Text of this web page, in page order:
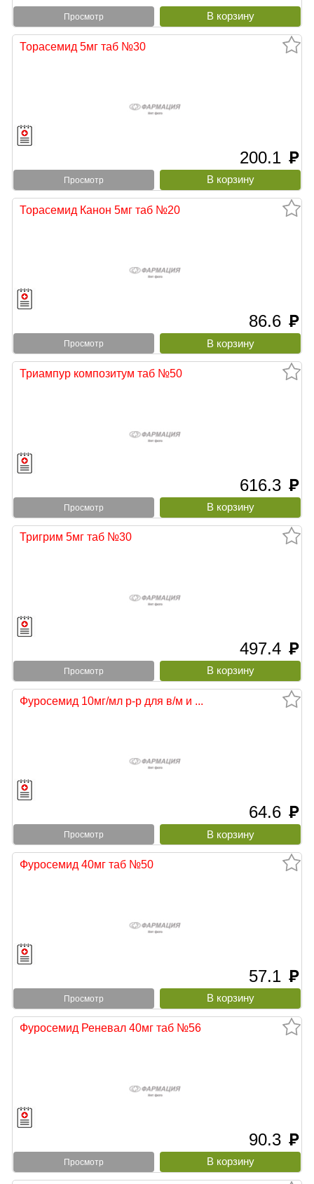
Просмотр
Торасемид 5мг таб №30
200.1 руб
Просмотр
Торасемид Канон 5мг таб №20
86.6 руб
Просмотр
Триампур композитум таб №50
616.3 руб
Просмотр
Тригрим 5мг таб №30
497.4 руб
Просмотр
Фуросемид 10мг/мл р-р для в/м и ...
64.6 руб
Просмотр
Фуросемид 40мг таб №50
57.1 руб
Просмотр
Фуросемид Реневал 40мг таб №56
90.3 руб
Просмотр